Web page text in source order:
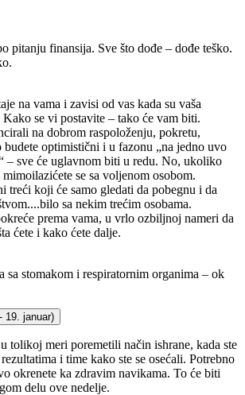
pitanju finansija. Sve što dođe – dođe teško.
na vama i zavisi od vas kada su vaša
se vi postavite – tako će vam biti.
na dobrom raspoloženju, pokretu,
optimistični i u fazonu „na jedno uvo
– sve će uglavnom biti u redu. No, ukoliko
se sa voljenom osobom.
treći koji će samo gledati da pobegnu i da
sa nekim trećim osobama.
prema vama, u vrlo ozbiljnoj nameri da
ćete i kako ćete dalje.
sa stomakom i respiratornim organima – ok
19. januar)
tolikoj meri poremetili način ishrane, kada ste
i time kako ste se osećali. Potrebno
okrenete ka zdravim navikama. To će biti
delu ove nedelje.